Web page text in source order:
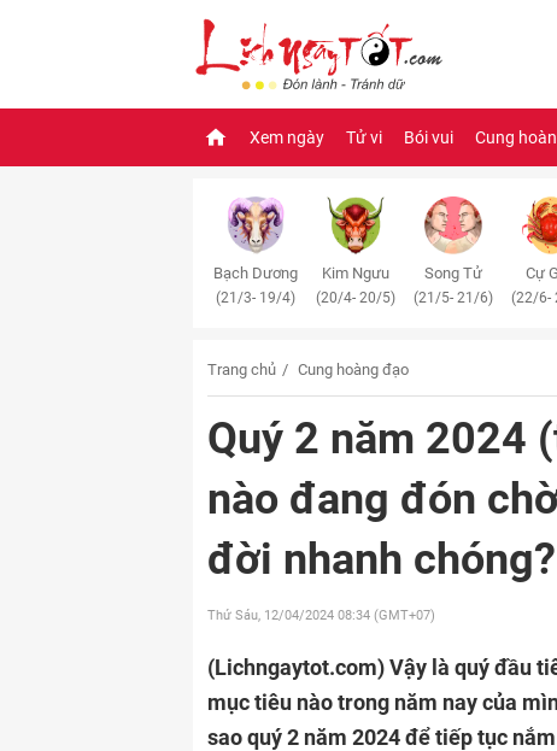
Xem ngày Tử vi Bói vui Cung
Bạch Dương
(21/3- 19/4)
Kim Ngưu
(20/4- 20/5)
Song Tử
(21/5- 21/6)
Cự
(22/6-
Trang chủ Cung hoàng đạo
Quý 2 năm 2024
nào đang đón
đời nhanh chóng?
Thứ Sáu, 12/04/2024 08:34 (GMT+07)
(Lichngaytot.com)Vậy là quý đầu
mục tiêu nào trong năm nay của
sao quý 2 năm 2024 để tiếp tục